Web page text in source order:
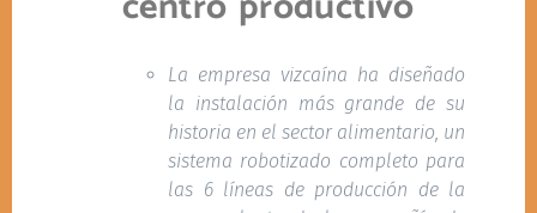
La empresa vizcaína ha diseñado
la instalación más grande de su
historia en el sector alimentario, un
sistema robotizado completo para
las 6 líneas de producción de la